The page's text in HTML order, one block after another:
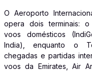
O Aeroporto
opera dois terminais:
voos domésticos
India), enquanto o
chegadas e partidas
voos da Emirates, Air